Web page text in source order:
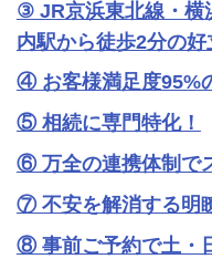
③ JR京浜東北線・横
内駅から徒歩2分の好
④ お客様満足度95%
⑤ 相続に専門特化！
⑥ 万全の連携体制で
⑦ 不安を解消する明
⑧ 事前ご予約で土・